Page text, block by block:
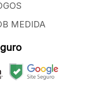
MEDIDA